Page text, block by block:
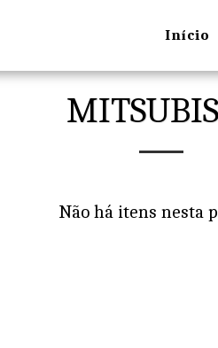
Início
Não há itens nesta